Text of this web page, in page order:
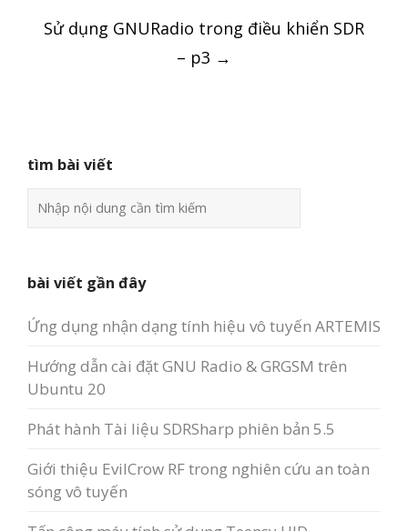
Sử dụng GNURadio trong điều khiển SDR
– p3 →
tìm bài viết
bài viết gần đây
Ứng dụng nhận dạng tính hiệu vô tuyến ARTEMIS
Hướng dẫn cài đặt GNU Radio & GRGSM trên
Ubuntu 20
Phát hành Tài liệu SDRSharp phiên bản 5.5
Giới thiệu EvilCrow RF trong nghiên cứu an toàn
sóng vô tuyến